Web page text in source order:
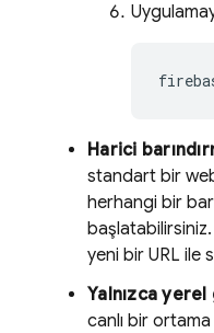
Harici
standart bir
herhangi bir
başlatabilirsiniz.
yeni bir URL ile
Yalnızca
canlı bir ortama